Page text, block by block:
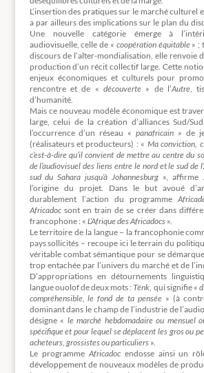
L’insertion des pratiques sur le marché culturel
a par ailleurs des implications sur le plan du
Une nouvelle catégorie émerge à
audiovisuelle, celle de « coopération équitable » ;
discours de l’alter-mondialisation, elle renvoie
production d’un récit collectif large. Cette
enjeux économiques et culturels pour
rencontre et de « découverte» de l’Autre ,
d’humanité.
Mais ce nouveau modèle économique est
large, celui de la création d’alliances Sud/
l’occurrence d’un réseau « panafricain » de
(réalisateurs et producteurs) : « Ma conviction,
c’est-à-dire qu’il convient de mettre au centre du
de l’audiovisuel des liens entre le nord et le sud de
sud du Sahara jusqu’à Johannesburg », affirme
l’origine du projet. Dans le but avoué
durablement l’action du programme
Africadocsont en train de se créer dans
francophone : « L’Afrique des Africadocs».
Le territoire de la langue – la francophonie
pays sollicités – recoupe ici le terrain du
véritable combat sémantique pour se
trop entachée par l’univers du marché et de
D’appropriations en détournements
langue ouolof de deux mots :Tënk , qui signifie «
compréhensible, le fond de ta pensée » (à
dominant dans le champ de l’industrie de
désigne « le marché hebdomadaire ou mensuel
spécifique et pour lequel se déplacent les gros ou
acheteurs, grossistes ou particuliers».
Le programme Africadocendosse ainsi un
développement de nouveaux modèles de